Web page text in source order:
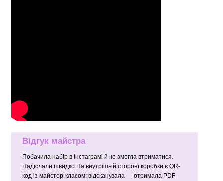
Відгук майстра
Побачила набір в Інстаграмі й не змогла втриматися.
Надіслали швидко.На внутрішній стороні коробки є QR-
код із майстер-класом: відсканувала — отримала PDF-